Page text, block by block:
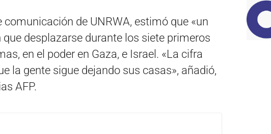
de UNRWA, estimó que «un
desplazarse durante los siete primeros
en el poder en Gaza, e Israel. «La cifra
la gente sigue dejando sus casas», añadió,
AFP.